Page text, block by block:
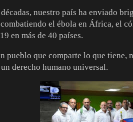
nuestro país ha enviado
el ébola en África, el
en más de 40 países.
pueblo que comparte lo que
derecho humano universal.